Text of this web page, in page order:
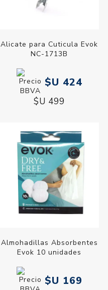
Alicate para Cuticula Evok
NC-1713B
$U 424
$U 499
Almohadillas Absorbentes
Evok 10 unidades
$U 169